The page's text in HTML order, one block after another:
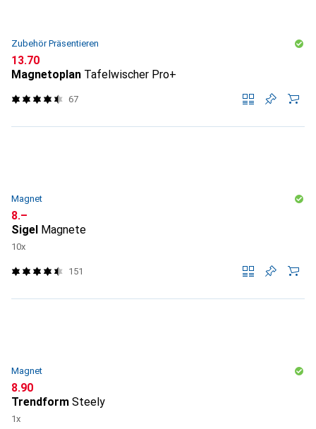
Zubehör Präsentieren
CHF
13.70
Magnetoplan Tafelwischer Pro+
67
Magnet
CHF
8.–
Sigel Magnete
10x
151
Magnet
CHF
8.90
Trendform Steely
1x